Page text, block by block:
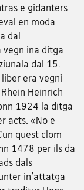
e gidanters
en moda
dal
vegn ina ditga
dal 15.
era vegnì
Heinrich
1924 la ditga
acts. «No e
quest clom
1478 per ils da
dals
in'attatga